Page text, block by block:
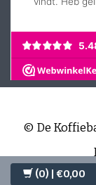
© De
(0) | €0,00